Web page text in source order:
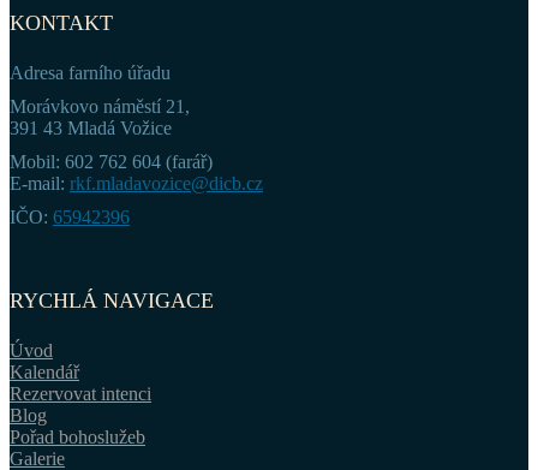
KONTAKT
Adresa farního úřadu
Morávkovo náměstí 21,
391 43 Mladá Vožice
Mobil: 602 762 604 (farář)
E-mail: rkf.mladavozice@dicb.cz
IČO: 65942396
RYCHLÁ NAVIGACE
Úvod
Kalendář
Rezervovat intenci
Blog
Pořad bohoslužeb
Galerie